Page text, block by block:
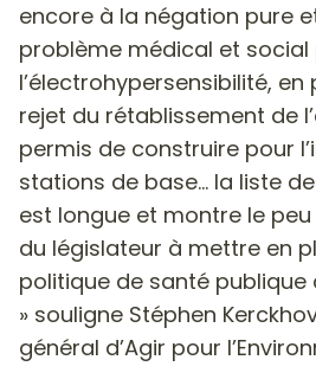
encore à la négation pure
problème médical et social
l’électrohypersensibilité,
rejet du rétablissement de
permis de construire pour
stations de base… la liste
est longue et montre le
du législateur à mettre en
politique de santé publique
» souligne Stéphen
général d’Agir pour